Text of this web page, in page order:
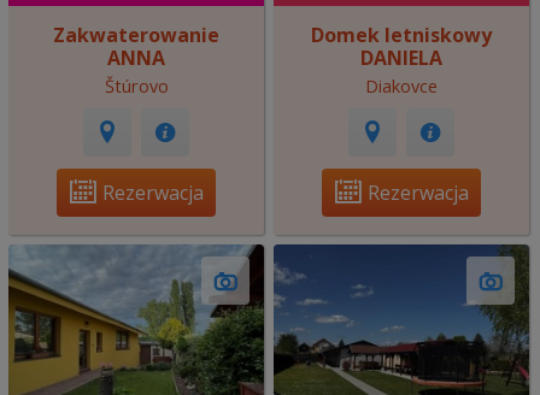
Zakwaterowanie
ANNA
Štúrovo
Rezerwacja
Domek letniskowy
DANIELA
Diakovce
Rezerwacja